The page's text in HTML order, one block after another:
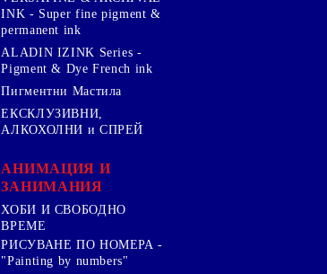
INK - Super fine pigment &
permanent ink
ALADIN IZINK Series -
Pigment & Dye French ink
Пигментни Мастила
ЕКСКЛУЗИВНИ,
АЛКОХОЛНИ и СПРЕЙ
АНИМАЦИЯ И
ЗАНИМАНИЯ
ХОБИ И СВОБОДНО
ВРЕМЕ
РИСУВАНЕ ПО НОМЕРА -
"Painting by numbers"